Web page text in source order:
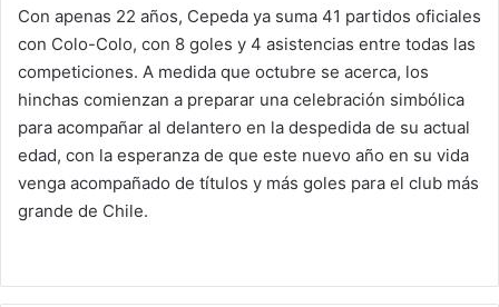
Con apenas 22 años, Cepeda ya suma 41 partidos oficiales
con Colo-Colo, con 8 goles y 4 asistencias entre todas las
competiciones. A medida que octubre se acerca, los
hinchas comienzan a preparar una celebración simbólica
para acompañar al delantero en la despedida de su actual
edad, con la esperanza de que este nuevo año en su vida
venga acompañado de títulos y más goles para el club más
grande de Chile.